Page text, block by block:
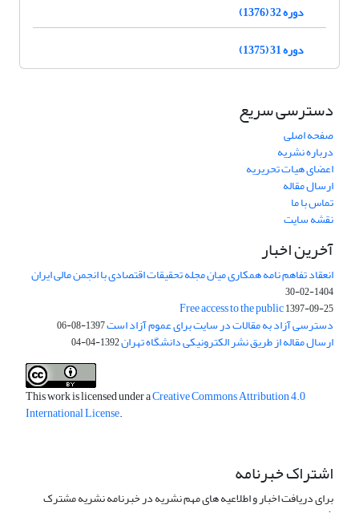
دوره 32 (1376)
دوره 31 (1375)
دسترسی سریع
صفحه اصلی
درباره نشریه
اعضای هیات تحریریه
ارسال مقاله
تماس با ما
نقشه سایت
آخرین اخبار
انعقاد تفاهم نامه همکاری میان مجله تحقیقات اقتصادی با انجمن مالی ایران
1404-02-30
Free access to the public1397-09-25
دسترسی آزاد به مقالات در سایت برای عموم آزاد است1397-08-06
ارسال مقاله از طریق نشر الکترونیکی دانشگاه تهران1392-04-04
This work is licensed under aCreative Commons Attribution 4.0
International License.
اشتراک خبرنامه
برای دریافت اخبار و اطلاعیه های مهم نشریه در خبرنامه نشریه مشترک